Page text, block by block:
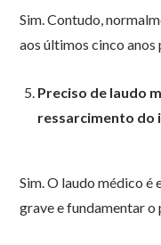
Sim. Contudo,
aos últimos cinco
Preciso de laudo
ressarcimento do
Sim. O laudo médico é
grave e fundamentar o